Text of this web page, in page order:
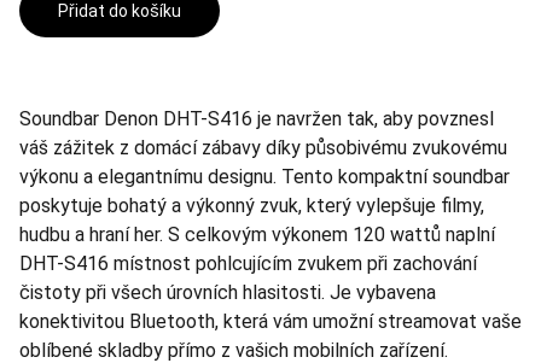
Přidat do košíku
Soundbar Denon DHT-S416 je navržen tak, aby povznesl
váš zážitek z domácí zábavy díky působivému zvukovému
výkonu a elegantnímu designu. Tento kompaktní soundbar
poskytuje bohatý a výkonný zvuk, který vylepšuje filmy,
hudbu a hraní her. S celkovým výkonem 120 wattů naplní
DHT-S416 místnost pohlcujícím zvukem při zachování
čistoty při všech úrovních hlasitosti. Je vybavena
konektivitou Bluetooth, která vám umožní streamovat vaše
oblíbené skladby přímo z vašich mobilních zařízení.